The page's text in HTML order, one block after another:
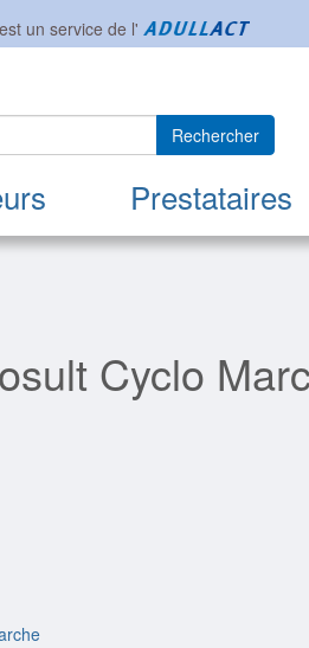
un service de l'
Prestataires
Rechercher
Cyclo